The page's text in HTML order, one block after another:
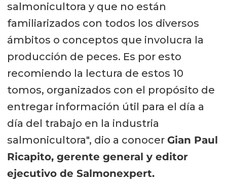
salmonicultora y que no están
familiarizados con todos los diversos
ámbitos o conceptos que involucra la
producción de peces. Es por esto
recomiendo la lectura de estos 10
tomos, organizados con el propósito de
entregar información útil para el día a
día del trabajo en la industria
salmonicultora", dio a conocer Gian Paul
Ricapito, gerente general y editor
ejecutivo de Salmonexpert.